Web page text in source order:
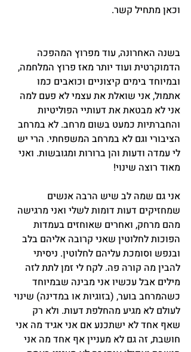
וכאן מתחיל קשר.
בשנה האחרונה, עוד מפרוץ המהפכה
הדמוקרטית ועוד יותר מאז פרוץ המלחמה,
ובמיוחד בימים קיצוניים וכואבים כמו
אתמול, אני שואלת את עצמי לא פעם למה
אני לא מבטאת את דעותיי הפוליטיות
והחברתיות כמעט בשום מרחב. לא במרחב
הציבורי וגם לא במרחב המשפחתי. הרי יש
לי עמדה ודעות והן ברורות ומגובשות. ואני
מאוד רוצה שינוי!
אני גם שמה לב שיש הרבה אנשים
שמחזיקים דעות דומות לשלי ואני מרגישה
מהם מרחק, ואחרים שאוחזים בעמדות
הפוכות לחלוטין שאני קרובה אליהם בלב
ובנפש וסומכת עליהם לחלוטין. ניסיתי
להבין מה קורה פה. לקח לי זמן לתת לזה
מילים אבל עכשיו אני מבינה שבמיוחד
כשהמרחב בוער, (בזוגיות או במדינה) שינוי
לעולם לא מגיע מהחלפת דעות. ולא רק
שאף אחד לא ישתכנע אם אני אגיד מה אני
חושבת, זה גם לא מעניין אף אחד מה אני